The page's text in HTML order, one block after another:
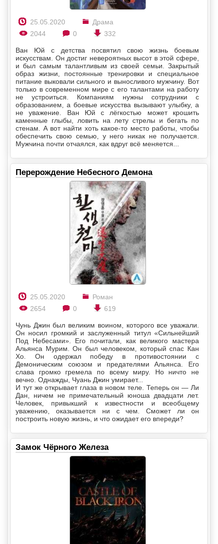
25.05.2020
Драма
2044
0 332
Ван Юй с детства посвятил свою жизнь боевым
искусствам. Он достиг невероятных высот в этой сфере,
и был самым талантливым из своей семьи. Закрытый
образ жизни, постоянные тренировки и специальное
питание выковали сильного и выносливого мужчину. Вот
только в современном мире с его талантами на работу
не устроиться. Компаниям нужны сотрудники с
образованием, а боевые искусства вызывают улыбку, а
не уважение. Ван Юй с лёгкостью может крошить
каменные глыбы, ловить на лету стрелы и бегать по
стенам. А вот найти хоть какое-то место работы, чтобы
обеспечить свою семью, у него никак не получается.
Мужчина почти отчаялся, как вдруг всё меняется...
Перерождение Небесного Демона
25.05.2020
Роман
2654
0 619
Чунь Джин был великим воином, которого все уважали.
Он носил громкий и заслуженный титул «Сильнейший
Под Небесами». Его почитали, как великого мастера
Альянса Мурим. Он был человеком, который спас Кан
Хо. Он одержал победу в противостоянии с
Демоническим союзом и предателями Альянса. Его
слава громко гремела по всему миру. Но ничто не
вечно. Однажды, Чуань Джин умирает...
И тут же открывает глаза в новом теле. Теперь он — Ли
Дан, ничем не примечательный юноша двадцати лет.
Человек, привыкший к известности и всеобщему
уважению, оказывается ни с чем. Сможет ли он
построить новую жизнь, и что ожидает его впереди?
Замок Чёрного Железа